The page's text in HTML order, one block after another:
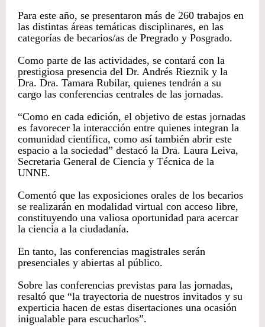
Para este año, se presentaron más de 260 trabajos en
las distintas áreas temáticas disciplinares, en las
categorías de becarios/as de Pregrado y Posgrado.
Como parte de las actividades, se contará con la
prestigiosa presencia del Dr. Andrés Rieznik y la
Dra. Dra. Tamara Rubilar, quienes tendrán a su
cargo las conferencias centrales de las jornadas.
“Como en cada edición, el objetivo de estas jornadas
es favorecer la interacción entre quienes integran la
comunidad científica, como así también abrir este
espacio a la sociedad” destacó la Dra. Laura Leiva,
Secretaria General de Ciencia y Técnica de la
UNNE.
Comentó que las exposiciones orales de los becarios
se realizarán en modalidad virtual con acceso libre,
constituyendo una valiosa oportunidad para acercar
la ciencia a la ciudadanía.
En tanto, las conferencias magistrales serán
presenciales y abiertas al público.
Sobre las conferencias previstas para las jornadas,
resaltó que “la trayectoria de nuestros invitados y su
experticia hacen de estas disertaciones una ocasión
inigualable para escucharlos”.